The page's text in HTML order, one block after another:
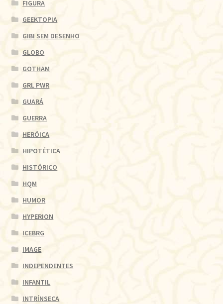
FIGURA
GEEKTOPIA
GIBI SEM DESENHO
GLOBO
GOTHAM
GRL PWR
GUARÁ
GUERRA
HERÓICA
HIPOTÉTICA
HISTÓRICO
HQM
HUMOR
HYPERION
ICEBRG
IMAGE
INDEPENDENTES
INFANTIL
INTRÍNSECA